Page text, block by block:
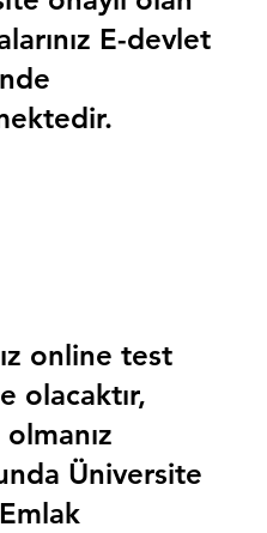
E-devlet
online test
olacaktır,
olmanız
Üniversite